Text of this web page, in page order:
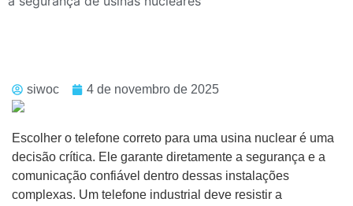
siwoc 4 de novembro de 2025
Escolher o telefone correto para uma usina nuclear é uma
decisão crítica. Ele garante diretamente a segurança e a
comunicação confiável dentro dessas instalações
complexas. Um telefone industrial deve resistir a